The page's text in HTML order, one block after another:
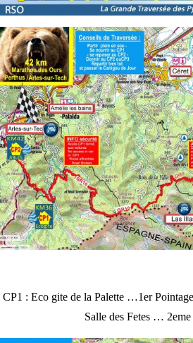
CP1 : Eco gite de la Palette …1er
Salle des Fetes … 2eme